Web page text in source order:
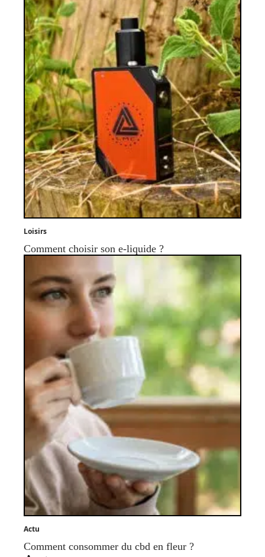
Loisirs
Comment choisir son e-liquide ?
Actu
Comment consommer du cbd en fleur ?